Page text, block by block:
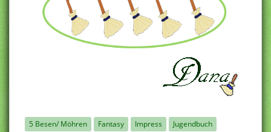
5 Besen/ Möhren Fantasy Impress
Jugendbuch